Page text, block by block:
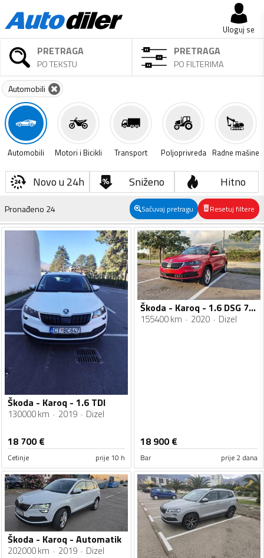
Uloguj se
PRETRAGA
PO TEKSTU
PRETRAGA
PO FILTERIMA
Automobili
Automobili Motori i Bicikli Transport Poljoprivreda Radne mašine
Novo u 24h Sniženo Hitno
Pronađeno 24 Sačuvaj pretragu Resetuj filtere
Škoda - Karoq - 1.6 TDI
130000 km 2019 Dizel
18 700€
Cetinje prije 10 h
Škoda - Karoq - 1.6 DSG 7 Speed
155400 km 2020 Dizel
18 900€
Bar prije 2 dana
Škoda - Karoq - Automatik
202000 km 2019 Dizel